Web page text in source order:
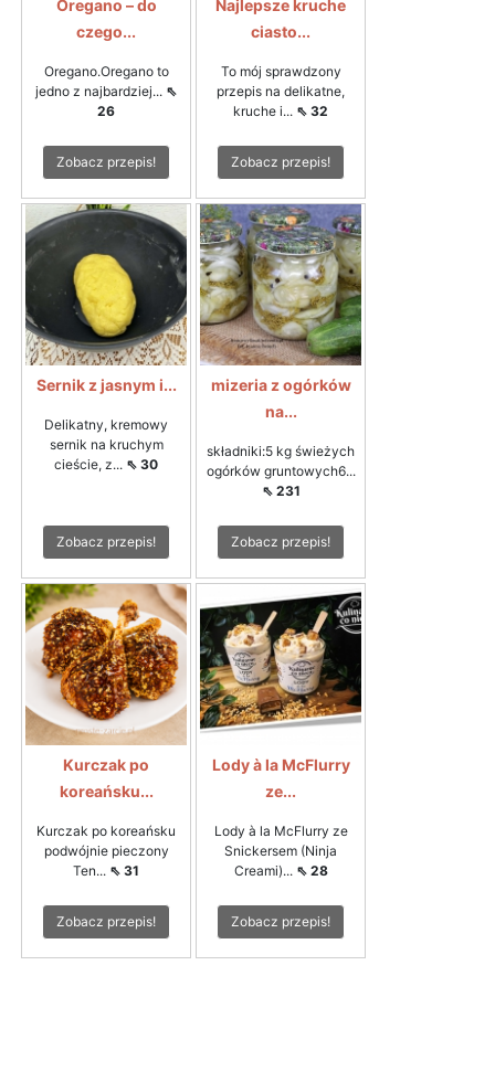
Oregano – do
czego...
Oregano.Oregano to
jedno z najbardziej... ⇖
26
Zobacz przepis!
Najlepsze kruche
ciasto...
To mój sprawdzony
przepis na delikatne,
kruche i... ⇖ 32
Zobacz przepis!
Sernik z jasnym i...
Delikatny, kremowy
sernik na kruchym
cieście, z... ⇖ 30
Zobacz przepis!
mizeria z ogórków
na...
składniki:5 kg świeżych
ogórków gruntowych6...
⇖ 231
Zobacz przepis!
Kurczak po
koreańsku...
Kurczak po koreańsku
podwójnie pieczony
Ten... ⇖ 31
Zobacz przepis!
Lody à la McFlurry
ze...
Lody à la McFlurry ze
Snickersem (Ninja
Creami)... ⇖ 28
Zobacz przepis!